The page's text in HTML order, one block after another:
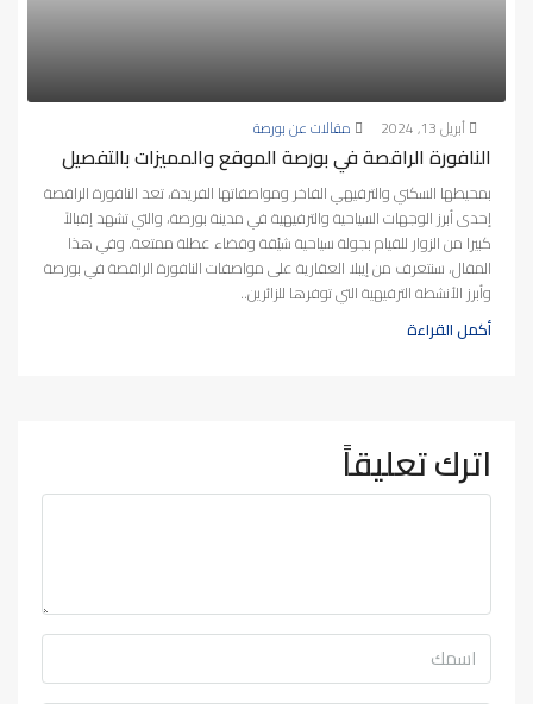
أبريل 13, 2024 مقالات عن بورصة
النافورة الراقصة في بورصة الموقع والمميزات بالتفصيل
بمحيطها السكني والترفيهي الفاخر ومواصفاتها الفريدة، تعد النافورة الراقصة
إحدى أبرز الوجهات السياحية والترفيهية في مدينة بورصة، والتي تشهد إقبالاً
كبيرا من الزوار للقيام بجولة سياحية شيّقة وقضاء عطلة ممتعة. وفي هذا
المقال، سنتعرف من إيبلا العقارية على مواصفات النافورة الراقصة في بورصة
وأبرز الأنشطة الترفيهية التي توفرها للزائرين..
أكمل القراءة
اترك تعليقاً